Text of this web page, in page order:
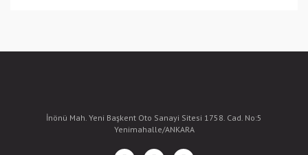
İnönü Mah. Yeni Başkent Oto Sanayi Sitesi 1758. Cad. No:5
Yenimahalle/ANKARA